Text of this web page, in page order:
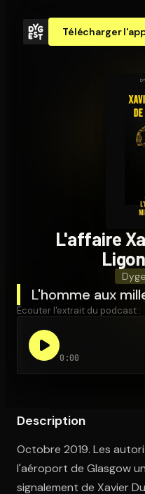
Télécharger
Ouvre l'app Appareil
L'affaire
L'homme aux
Écouter l'extrait du podcast :
0:00
Description
Octobre 2019. Les
l'aéroport de Glasgow
signalement de Xavier